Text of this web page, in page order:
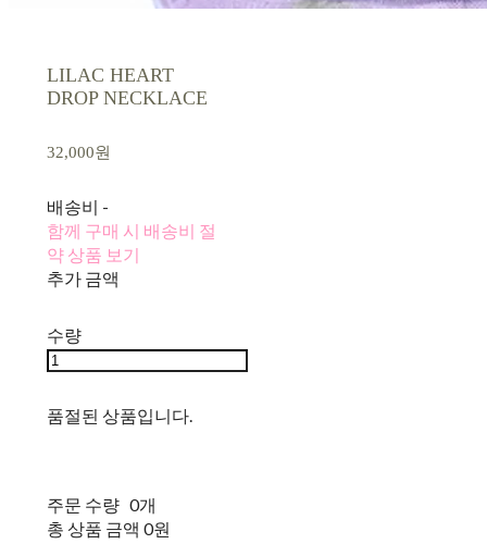
LILAC HEART
DROP NECKLACE
32,000원
배송비 -
함께 구매 시 배송비 절
약 상품 보기
추가 금액
수량
품절된 상품입니다.
주문 수량 0개
총 상품 금액 0원